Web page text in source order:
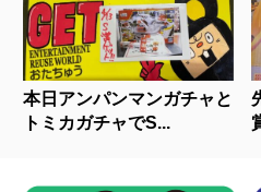
本日アンパンマンガチャと
トミカガチャでS...